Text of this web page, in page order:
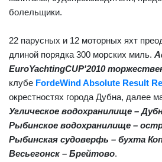
болельщики.
22 парусных и 12 моторных яхт
длиной порядка 300 морских миль.
EuroYaсhtingCUP'2010
клубе FordeWind Absolute Result
окрестностях города Дубна, далее
Углическое водохранилище –
Рыбинское водохранилище –
Рыбинская судоверфь – бухта
Весьегонск – Брейтово.